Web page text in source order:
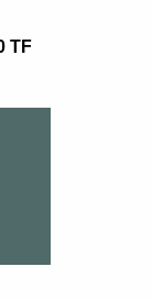
TF